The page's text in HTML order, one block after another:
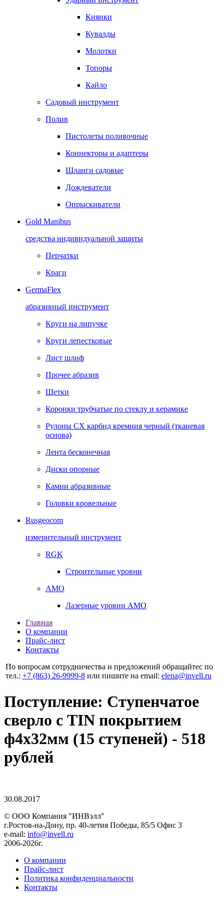
Киянки
Кувалды
Молотки
Топоры
Кайло
Садовый инструмент
Полив
Пистолеты поливочные
Коннекторы и адаптеры
Шланги садовые
Дождеватели
Опрыскиватели
Gold Manibus
средства индивидуальной защиты
Перчатки
Краги
GermaFlex
абразивный инструмент
Круги на липучке
Круги лепестковые
Лист шлиф
Прочее абразив
Щетки
Коронки трубчатые по стеклу и керамике
Рулоны CX карбид кремния черный (тканевая
основа)
Лента бесконечная
Диски опорные
Камни абразивные
Головки кровельные
Rusgeocom
измерительный инструмент
RGK
Строительные уровни
AMO
Лазерные уровни AMO
Главная
О компании
Прайс-лист
Контакты
По вопросам сотрудничества и предложений обращайтес по
тел.: +7 (863) 26‐9999‐8 или пишите на email: elena@invell.ru
Поступление: Ступенчатое
сверло с TIN покрытием
ф4х32мм (15 ступеней) - 518
рублей
30.08.2017
© ООО Компания "ИНВэлл"
г.Ростов-на-Дону, пр. 40-летия Победы, 85/5 Офис 3
e-mail: info@invell.ru
2006-2026г.
О компании
Прайс-лист
Политика конфиденциальности
Контакты